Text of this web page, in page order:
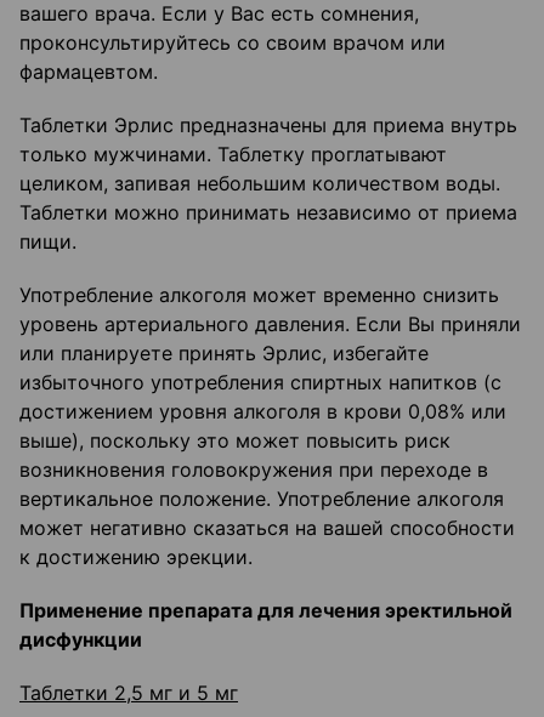
вашего врача. Если у Вас есть сомнения,
проконсультируйтесь со своим врачом или
фармацевтом.
Таблетки Эрлис предназначены для приема внутрь
только мужчинами. Таблетку проглатывают
целиком, запивая небольшим количеством воды.
Таблетки можно принимать независимо от приема
пищи.
Употребление алкоголя может временно снизить
уровень артериального давления. Если Вы приняли
или планируете принять Эрлис, избегайте
избыточного употребления спиртных напитков (с
достижением уровня алкоголя в крови 0,08% или
выше), поскольку это может повысить риск
возникновения головокружения при переходе в
вертикальное положение. Употребление алкоголя
может негативно сказаться на вашей способности
к достижению эрекции.
Применение препарата для лечения эректильной
дисфункции
Таблетки 2,5 мг и 5 мг